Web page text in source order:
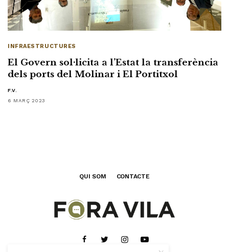
INFRAESTRUCTURES
El Govern sol·licita a l’Estat la transferència
dels ports del Molinar i El Portitxol
F.V.
6 MARÇ 2023
QUI SOM CONTACTE